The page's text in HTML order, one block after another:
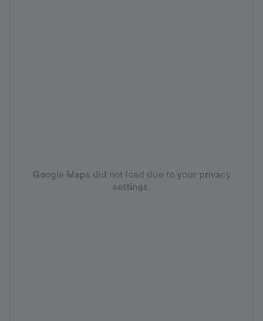
Google Maps did not load due to your privacy
settings.